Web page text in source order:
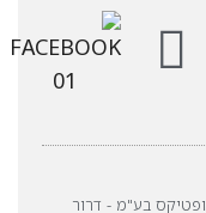
אופטיקס בע"מ - דרור